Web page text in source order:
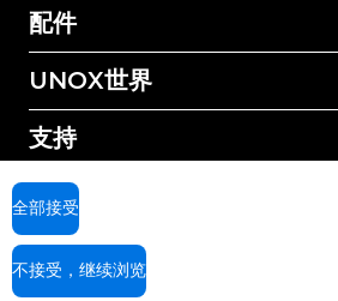
配件
所有配件
手动清洗清洁剂
树脂过滤水处理
反渗透水处理
UNOX世界
我们在全球的办事处
支持
UNOX质保
查找经销商
查找服务中心
AI Content Disclaimer
全部接受
不接受，继续浏览